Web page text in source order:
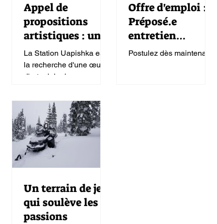
Appel de
propositions
artistiques : une
œuvre pour
ancrer l'identité
innue au cœur de
La Station Uapishka est à
la recherche d'une œuvre
d'art originale.
Offre d'emploi :
Préposé.e
entretien
extérieur
Postulez dès maintenant!
Un terrain de jeu
qui soulève les
passions